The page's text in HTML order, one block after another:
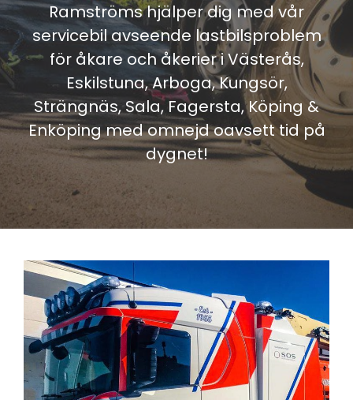
Ramströms hjälper dig med vår
servicebil avseende lastbilsproblem
för åkare och åkerier i Västerås,
Eskilstuna, Arboga, Kungsör,
Strängnäs, Sala, Fagersta, Köping &
Enköping med omnejd oavsett tid på
dygnet!